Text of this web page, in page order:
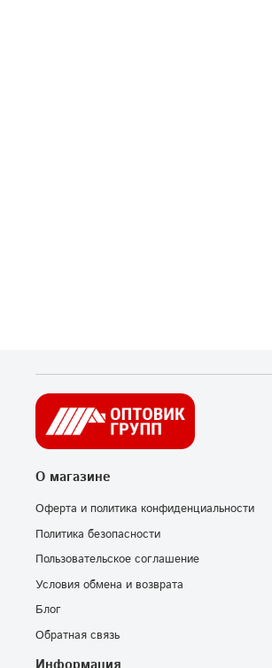
О магазине
Оферта и политика конфиденциальности
Политика безопасности
Пользовательское соглашение
Условия обмена и возврата
Блог
Обратная связь